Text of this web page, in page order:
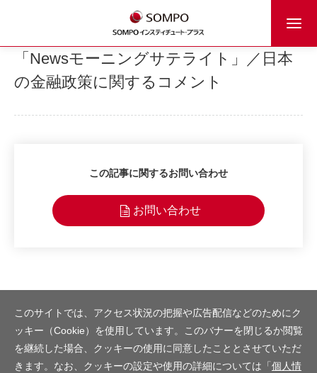
「Newsモーニングサテライト」／日本
の金融政策に関するコメント
この記事に関するお問い合わせ
お問い合わせ
このサイトでは、アクセス状況の把握や広告配信などのためにク
ッキー（Cookie）を使用しています。このバナーを閉じるか閲覧
を継続した場合、クッキーの使用に同意したこととさせていただ
きます。なお、クッキーの設定や使用の詳細については「 個人情